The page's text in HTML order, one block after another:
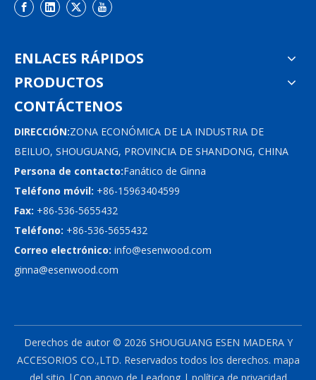
ENLACES RÁPIDOS
PRODUCTOS
CONTÁCTENOS
DIRECCIÓN:ZONA ECONÓMICA DE LA INDUSTRIA DE
BEILUO, SHOUGUANG, PROVINCIA DE SHANDONG, CHINA
Persona de contacto:Fanático de Ginna
Teléfono móvil: +86-15963404599
Fax: +86-536-5655432
Teléfono: +86-536-5655432
Correo electrónico: info@esenwood.com
ginna@esenwood.com
Derechos de autor © 2026 SHOUGUANG ESEN MADERA Y
ACCESORIOS CO.,LTD. Reservados todos los derechos. mapa